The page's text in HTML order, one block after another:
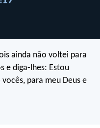
ainda não voltei para
e diga-lhes: Estou
para meu Deus e